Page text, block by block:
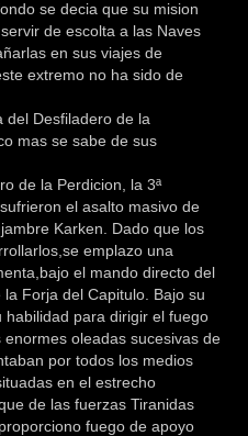
se decia que su mision
de escolta a las Naves
en sus viajes de
extremo no ha sido de
del Desfiladero de la
mas se sabe de sus
de la Perdicion, la 3ª
el asalto masivo de
Karken. Dado que los
emplazo una
el mando directo del
Forja del Capitulo. Bajo su
para dirigir el fuego
oleadas sucesivas de
por todos los medios
en el estrecho
de las fuerzas Tiranidas
fuego de apoyo